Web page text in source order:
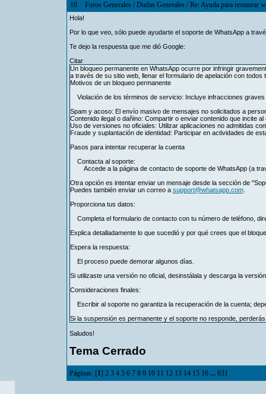
10 Foros Generales/Dudas Generales/Re: Ayuda para restaurar
Hola!
Por lo que veo, sólo puede ayudarte el soporte de WhatsApp a
Te dejo la respuesta que me dió Google:
Citar
Un bloqueo permanente en WhatsApp ocurre por infringir
a través de su sitio web, llenar el formulario de apelación con
Motivos de un bloqueo permanente
Violación de los términos de servicio: Incluye infracciones
Spam y acoso: El envío masivo de mensajes no solicitados a
Contenido ilegal o dañino: Compartir o enviar contenido que incite
Uso de versiones no oficiales: Utilizar aplicaciones no admitidas
Fraude y suplantación de identidad: Participar en actividades de
Pasos para intentar recuperar la cuenta
Contacta al soporte:
Accede a la página de contacto de soporte de WhatsApp (a
Otra opción es intentar enviar un mensaje desde la sección de
Puedes también enviar un correo a support@whatsapp.com.
Proporciona tus datos:
Completa el formulario de contacto con tu número de teléfono,
Explica detalladamente lo que sucedió y por qué crees que el
Espera la respuesta:
El proceso puede demorar algunos días.
Si utilizaste una versión no oficial, desinstálala y descarga la
Consideraciones finales:
Escribir al soporte no garantiza la recuperación de la cuenta;
Si la suspensión es permanente y el soporte no responde,
Saludos!
Tema Cerrado
Páginas: [1] 2 3 4 5 6 7 8 9 10 11 12 13 14 15 16 ... 631